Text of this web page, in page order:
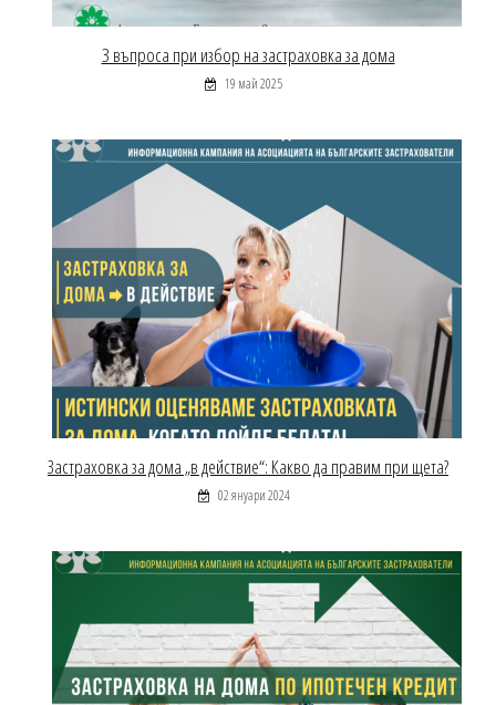
3 въпроса при избор на застраховка за дома
19 май 2025
Застраховка за дома „в действие“: Какво да правим при щета?
02 януари 2024